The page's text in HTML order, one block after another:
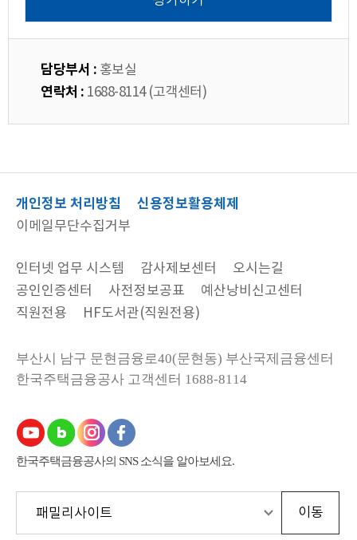
담당부서 : 홍보실
연락처 : 1688-8114 (고객센터)
개인정보 처리방침 신용정보활용체제
이메일무단수집거부
인터넷 업무 시스템 감사제보센터
오시는길
공인인증센터
사전정보공표
예산낭비신고센터
직원전용
HF도서관(직원전용)
부산시 남구 문현금융로40(문현동) 부산국제금융센터
한국주택금융공사 고객센터 1688-8114
한국주택금융공사의 SNS 소식을 알아보세요.